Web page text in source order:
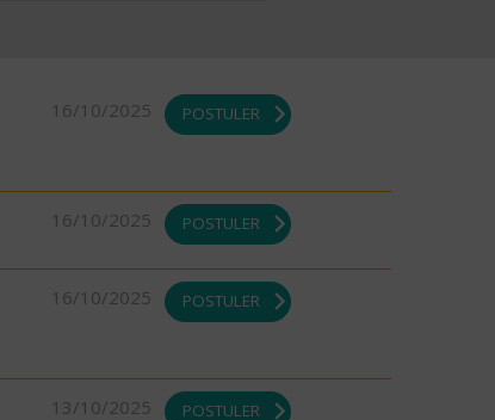
16/10/2025 POSTULER
16/10/2025 POSTULER
16/10/2025 POSTULER
13/10/2025 POSTULER